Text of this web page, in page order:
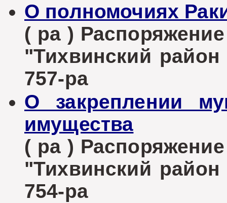
О полномочиях
( ра )
"Тихвинский
757-ра
О закреплении
имущества
( ра )
"Тихвинский
754-ра